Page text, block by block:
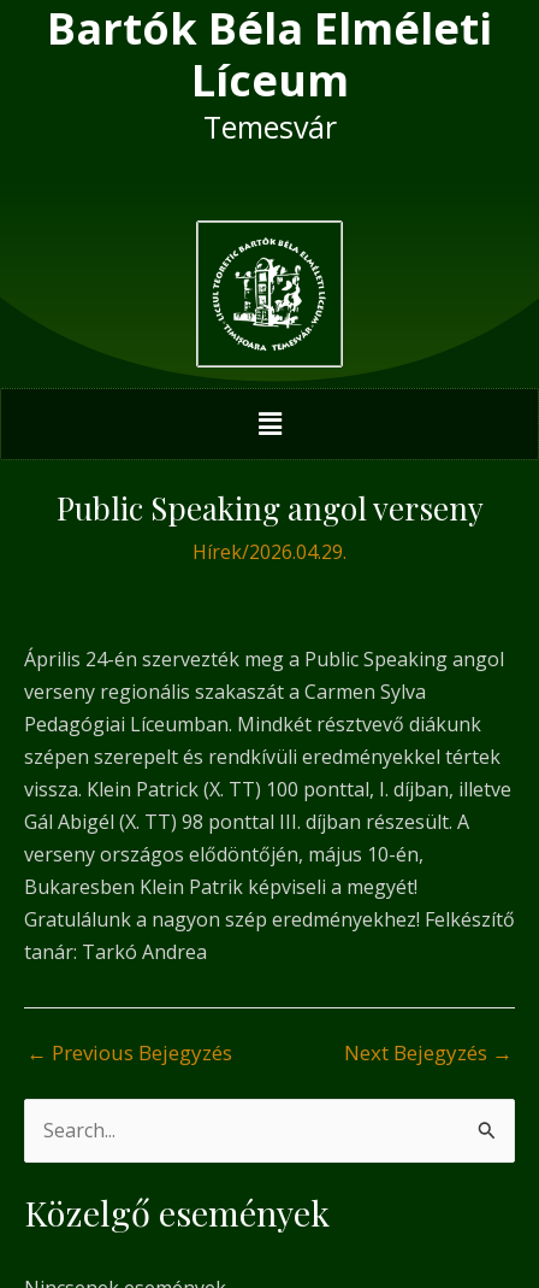
Bartók Béla Elméleti
Líceum
Temesvár
Menu
Public Speaking angol verseny
Hírek/2026.04.29.
Április 24-én szervezték meg a Public Speaking angol
verseny regionális szakaszát a Carmen Sylva
Pedagógiai Líceumban. Mindkét résztvevő diákunk
szépen szerepelt és rendkívüli eredményekkel tértek
vissza. Klein Patrick (X. TT) 100 ponttal, I. díjban, illetve
Gál Abigél (X. TT) 98 ponttal III. díjban részesült. A
verseny országos elődöntőjén, május 10-én,
Bukaresben Klein Patrik képviseli a megyét!
Gratulálunk a nagyon szép eredményekhez! Felkészítő
tanár: Tarkó Andrea
Post
navigation
← Previous Bejegyzés Next Bejegyzés →
a
Közelgő események